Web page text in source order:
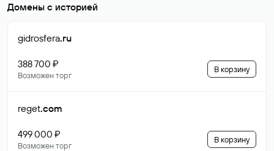
Домены с историей
gidrosfera.ru
388 700 ₽
Возможен торг
В корзину
reget.com
499 000 ₽
Возможен торг
В корзину